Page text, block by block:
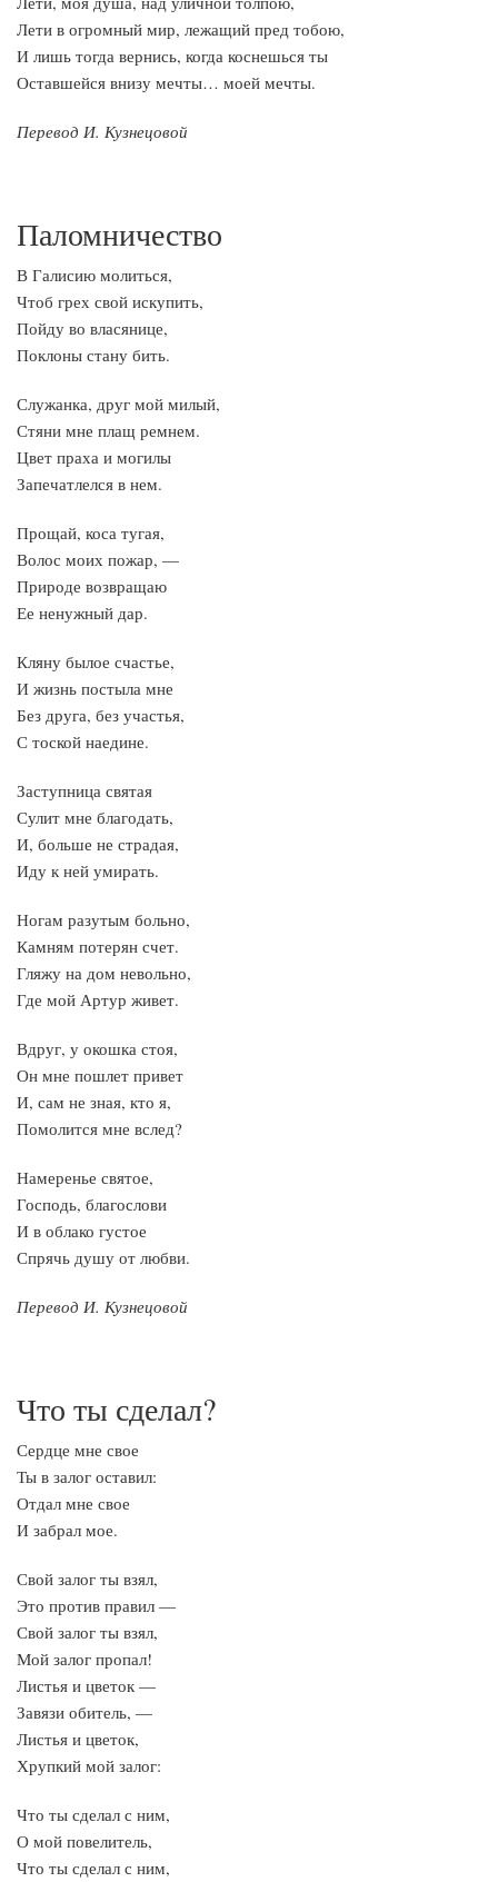
Лети в огромный мир, лежащий пред тобою,
И лишь тогда вернись, когда коснешься ты
Оставшейся внизу мечты… моей мечты.
Перевод И. Кузнецовой
Паломничество
В Галисию молиться,
Чтоб грех свой искупить,
Пойду во власянице,
Поклоны стану бить.
Служанка, друг мой милый,
Стяни мне плащ ремнем.
Цвет праха и могилы
Запечатлелся в нем.
Прощай, коса тугая,
Волос моих пожар, —
Природе возвращаю
Ее ненужный дар.
Кляну былое счастье,
И жизнь постыла мне
Без друга, без участья,
С тоской наедине.
Заступница святая
Сулит мне благодать,
И, больше не страдая,
Иду к ней умирать.
Ногам разутым больно,
Камням потерян счет.
Гляжу на дом невольно,
Где мой Артур живет.
Вдруг, у окошка стоя,
Он мне пошлет привет
И, сам не зная, кто я,
Помолится мне вслед?
Намеренье святое,
Господь, благослови
И в облако густое
Спрячь душу от любви.
Перевод И. Кузнецовой
Что ты сделал?
Сердце мне свое
Ты в залог оставил:
Отдал мне свое
И забрал мое.
Свой залог ты взял,
Это против правил —
Свой залог ты взял,
Мой залог пропал!
Листья и цветок —
Завязи обитель, —
Листья и цветок,
Хрупкий мой залог:
Что ты сделал с ним,
О мой повелитель,
Что ты сделал с ним,